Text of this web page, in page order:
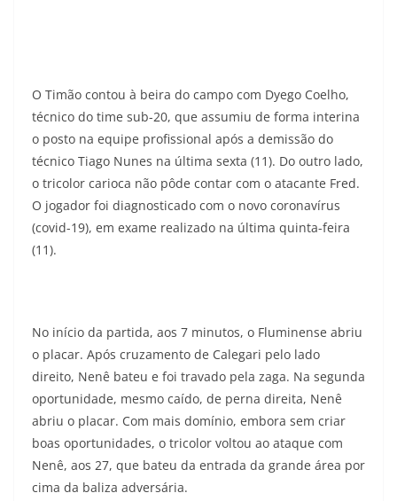
O Timão contou à beira do campo com Dyego Coelho,
técnico do time sub-20, que assumiu de forma interina
o posto na equipe profissional após a demissão do
técnico Tiago Nunes na última sexta (11). Do outro lado,
o tricolor carioca não pôde contar com o atacante Fred.
O jogador foi diagnosticado com o novo coronavírus
(covid-19), em exame realizado na última quinta-feira
(11).
No início da partida, aos 7 minutos, o Fluminense abriu
o placar. Após cruzamento de Calegari pelo lado
direito, Nenê bateu e foi travado pela zaga. Na segunda
oportunidade, mesmo caído, de perna direita, Nenê
abriu o placar. Com mais domínio, embora sem criar
boas oportunidades, o tricolor voltou ao ataque com
Nenê, aos 27, que bateu da entrada da grande área por
cima da baliza adversária.